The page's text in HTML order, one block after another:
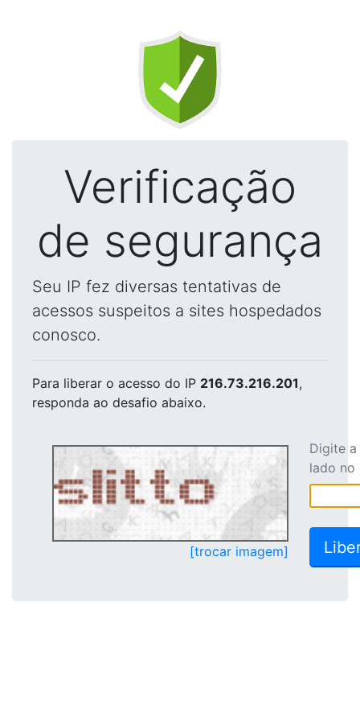
Verificação
de segurança
Seu IP fez diversas tentativas de
acessos suspeitos a sites hospedados
conosco.
Para liberar o acesso do IP 216.73.216.201,
responda ao desafio abaixo.
[trocar imagem]
Digite
lado no